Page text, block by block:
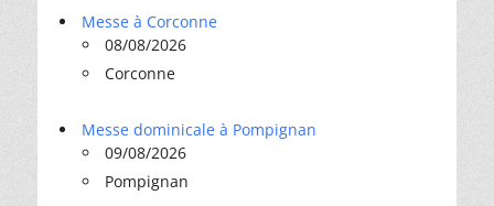
Messe à Corconne
08/08/2026
Corconne
Messe dominicale à Pompignan
09/08/2026
Pompignan